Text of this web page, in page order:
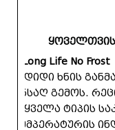
ყოველთვის
Long Life No Frost
დიდი ხნის
ჯანსაღ გემოს.
ყველა ტიპის
ტემპერატურის